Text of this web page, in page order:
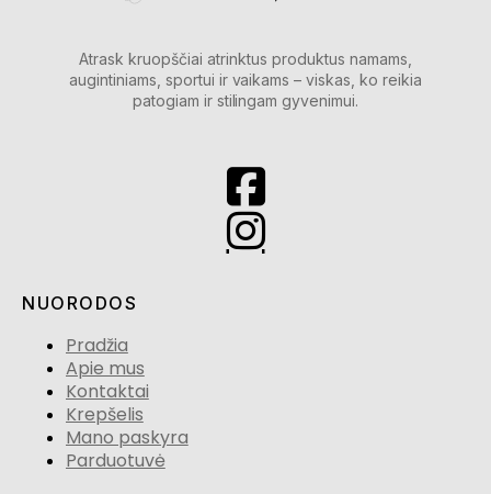
Atrask kruopščiai atrinktus produktus namams,
augintiniams, sportui ir vaikams – viskas, ko reikia
patogiam ir stilingam gyvenimui.
NUORODOS
Pradžia
Apie mus
Kontaktai
Krepšelis
Mano paskyra
Parduotuvė